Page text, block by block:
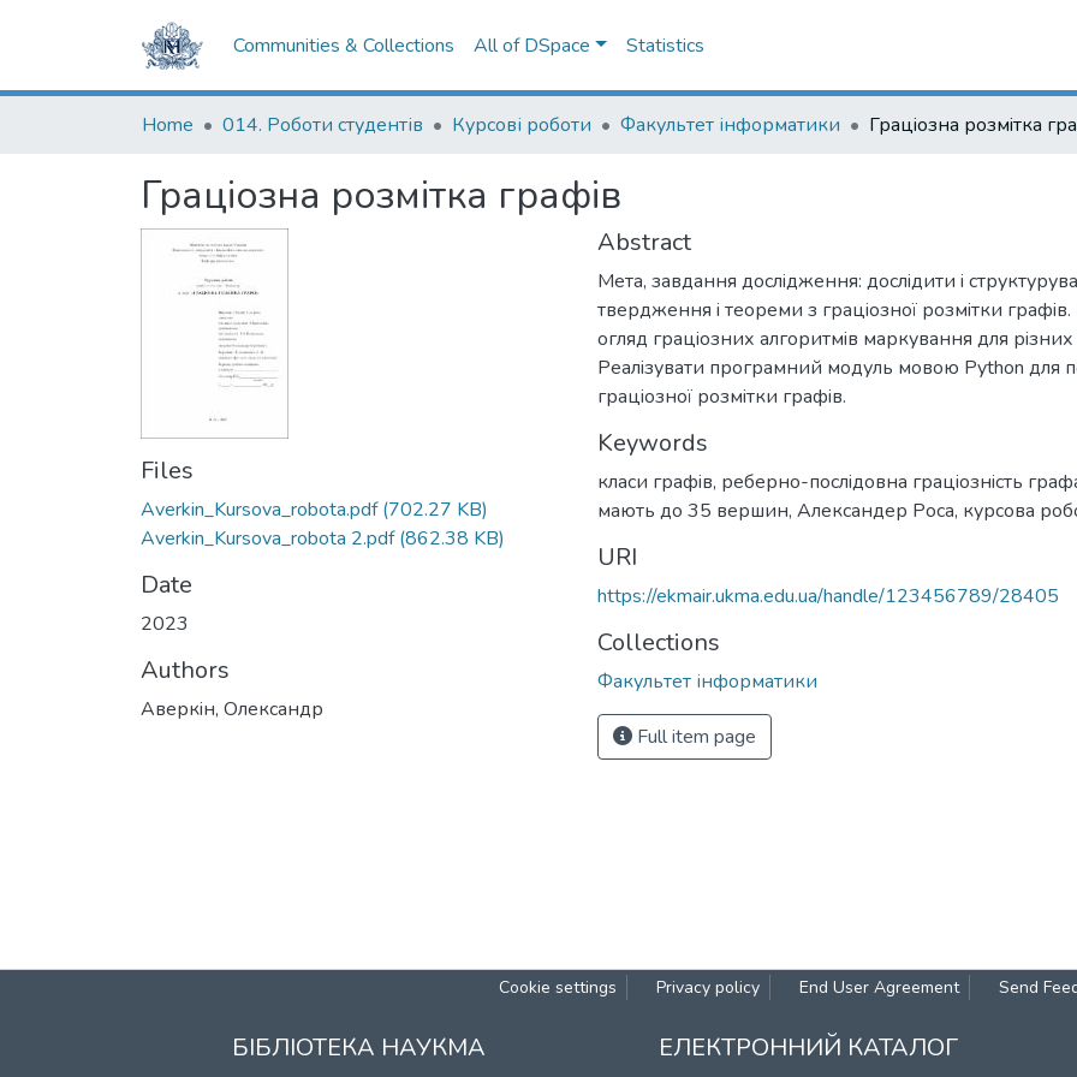
Communities & Collections All of DSpace Statistics
Home 014. Роботи студентів Курсові роботи Факультет інформатики Грацiозна розмiтка
Грацiозна розмiтка графiв
Files
Averkin_Kursova_robota.pdf(702.27 KB)
Averkin_Kursova_robota 2.pdf(862.38 KB)
Date
2023
Authors
Аверкiн, Олександр
Abstract
Мета, завдання дослiдження: дослiдити i
твердження i теореми з грацiозної розмiтки
огляд грацiозних алгоритмiв маркування для рiзних
Реалiзувати програмний модуль мовою Python для
грацiозної розмiтки графiв.
Keywords
класи графiв, реберно-послiдовна грацiознiсть
мають до 35 вершин, Александер Роса, курсова
URI
https://ekmair.ukma.edu.ua/handle/123456789/28405
Collections
Факультет інформатики
Full item page
Cookie settings Privacy policy End User Agreement Send
БІБЛІОТЕКА НАУКМА ЕЛЕКТРОННИЙ КАТАЛОГ